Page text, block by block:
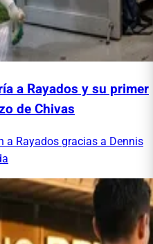
a Rayados y su primer
de Chivas
a Rayados gracias a Dennis